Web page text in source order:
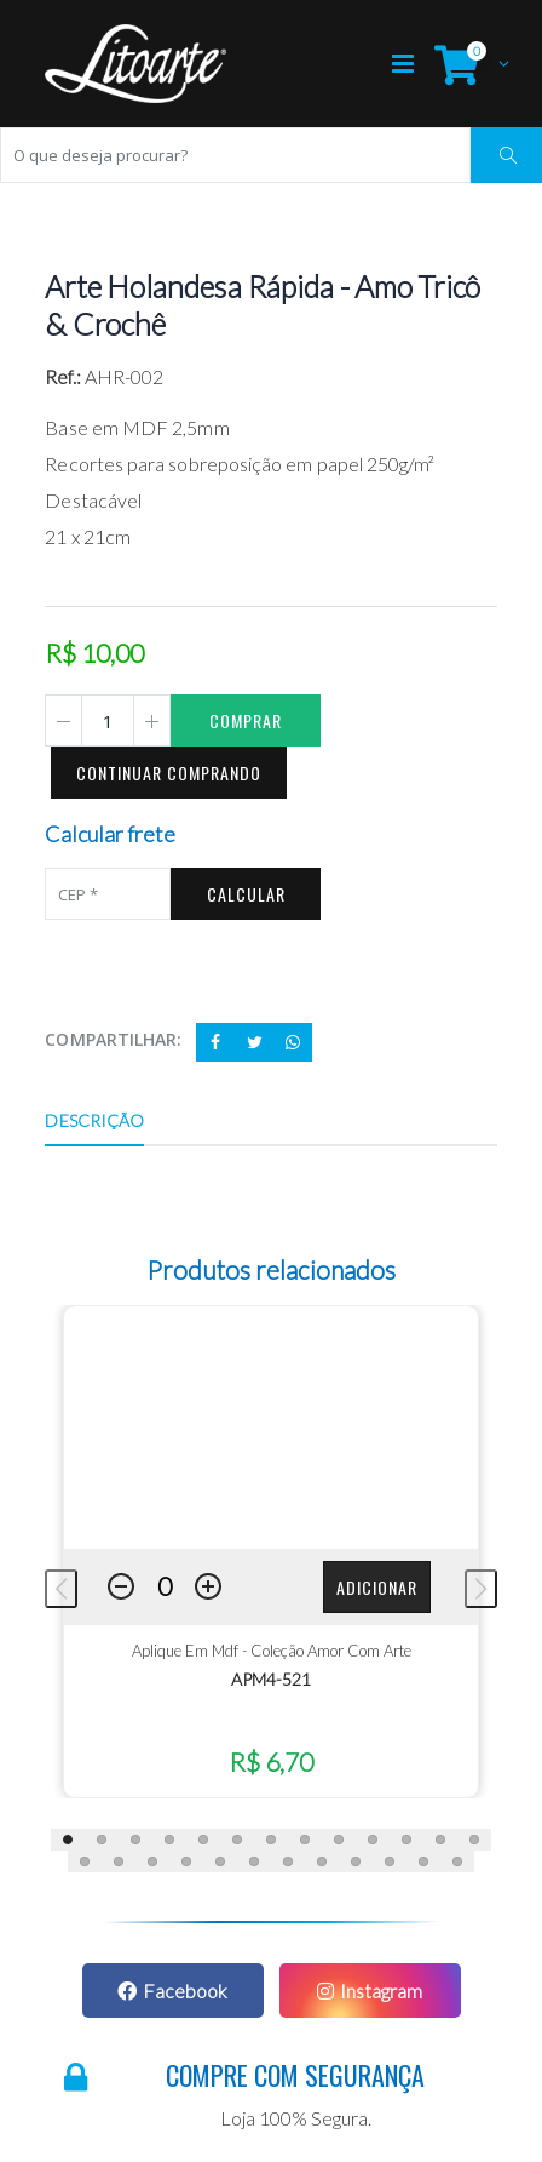
0
Arte Holandesa Rápida - Amo Tricô
& Crochê
Ref.:AHR-002
Base em MDF 2,5mm
Recortes para sobreposição em papel 250g/m²
Destacável
21 x 21cm
R$ 10,00
COMPRAR
CONTINUAR COMPRANDO
Calcular frete
CALCULAR
COMPARTILHAR:
DESCRIÇÃO
Produtos relacionados
ADICIONAR
Aplique Em Mdf - Coleção Amor Com Arte
APM4-521
R$ 6,70
Facebook Instagram
COMPRE COM SEGURANÇA
Loja 100% Segura.